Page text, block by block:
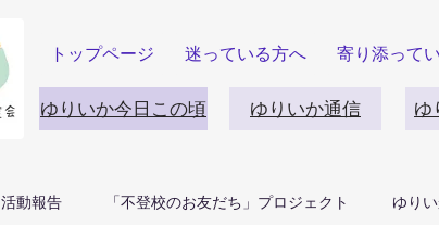
トップページ 迷っている方へ 寄り添って
ゆりいか今日この頃 ゆりいか通信 ゆ
活動報告 「不登校のお友だち」プロジェクト ゆり